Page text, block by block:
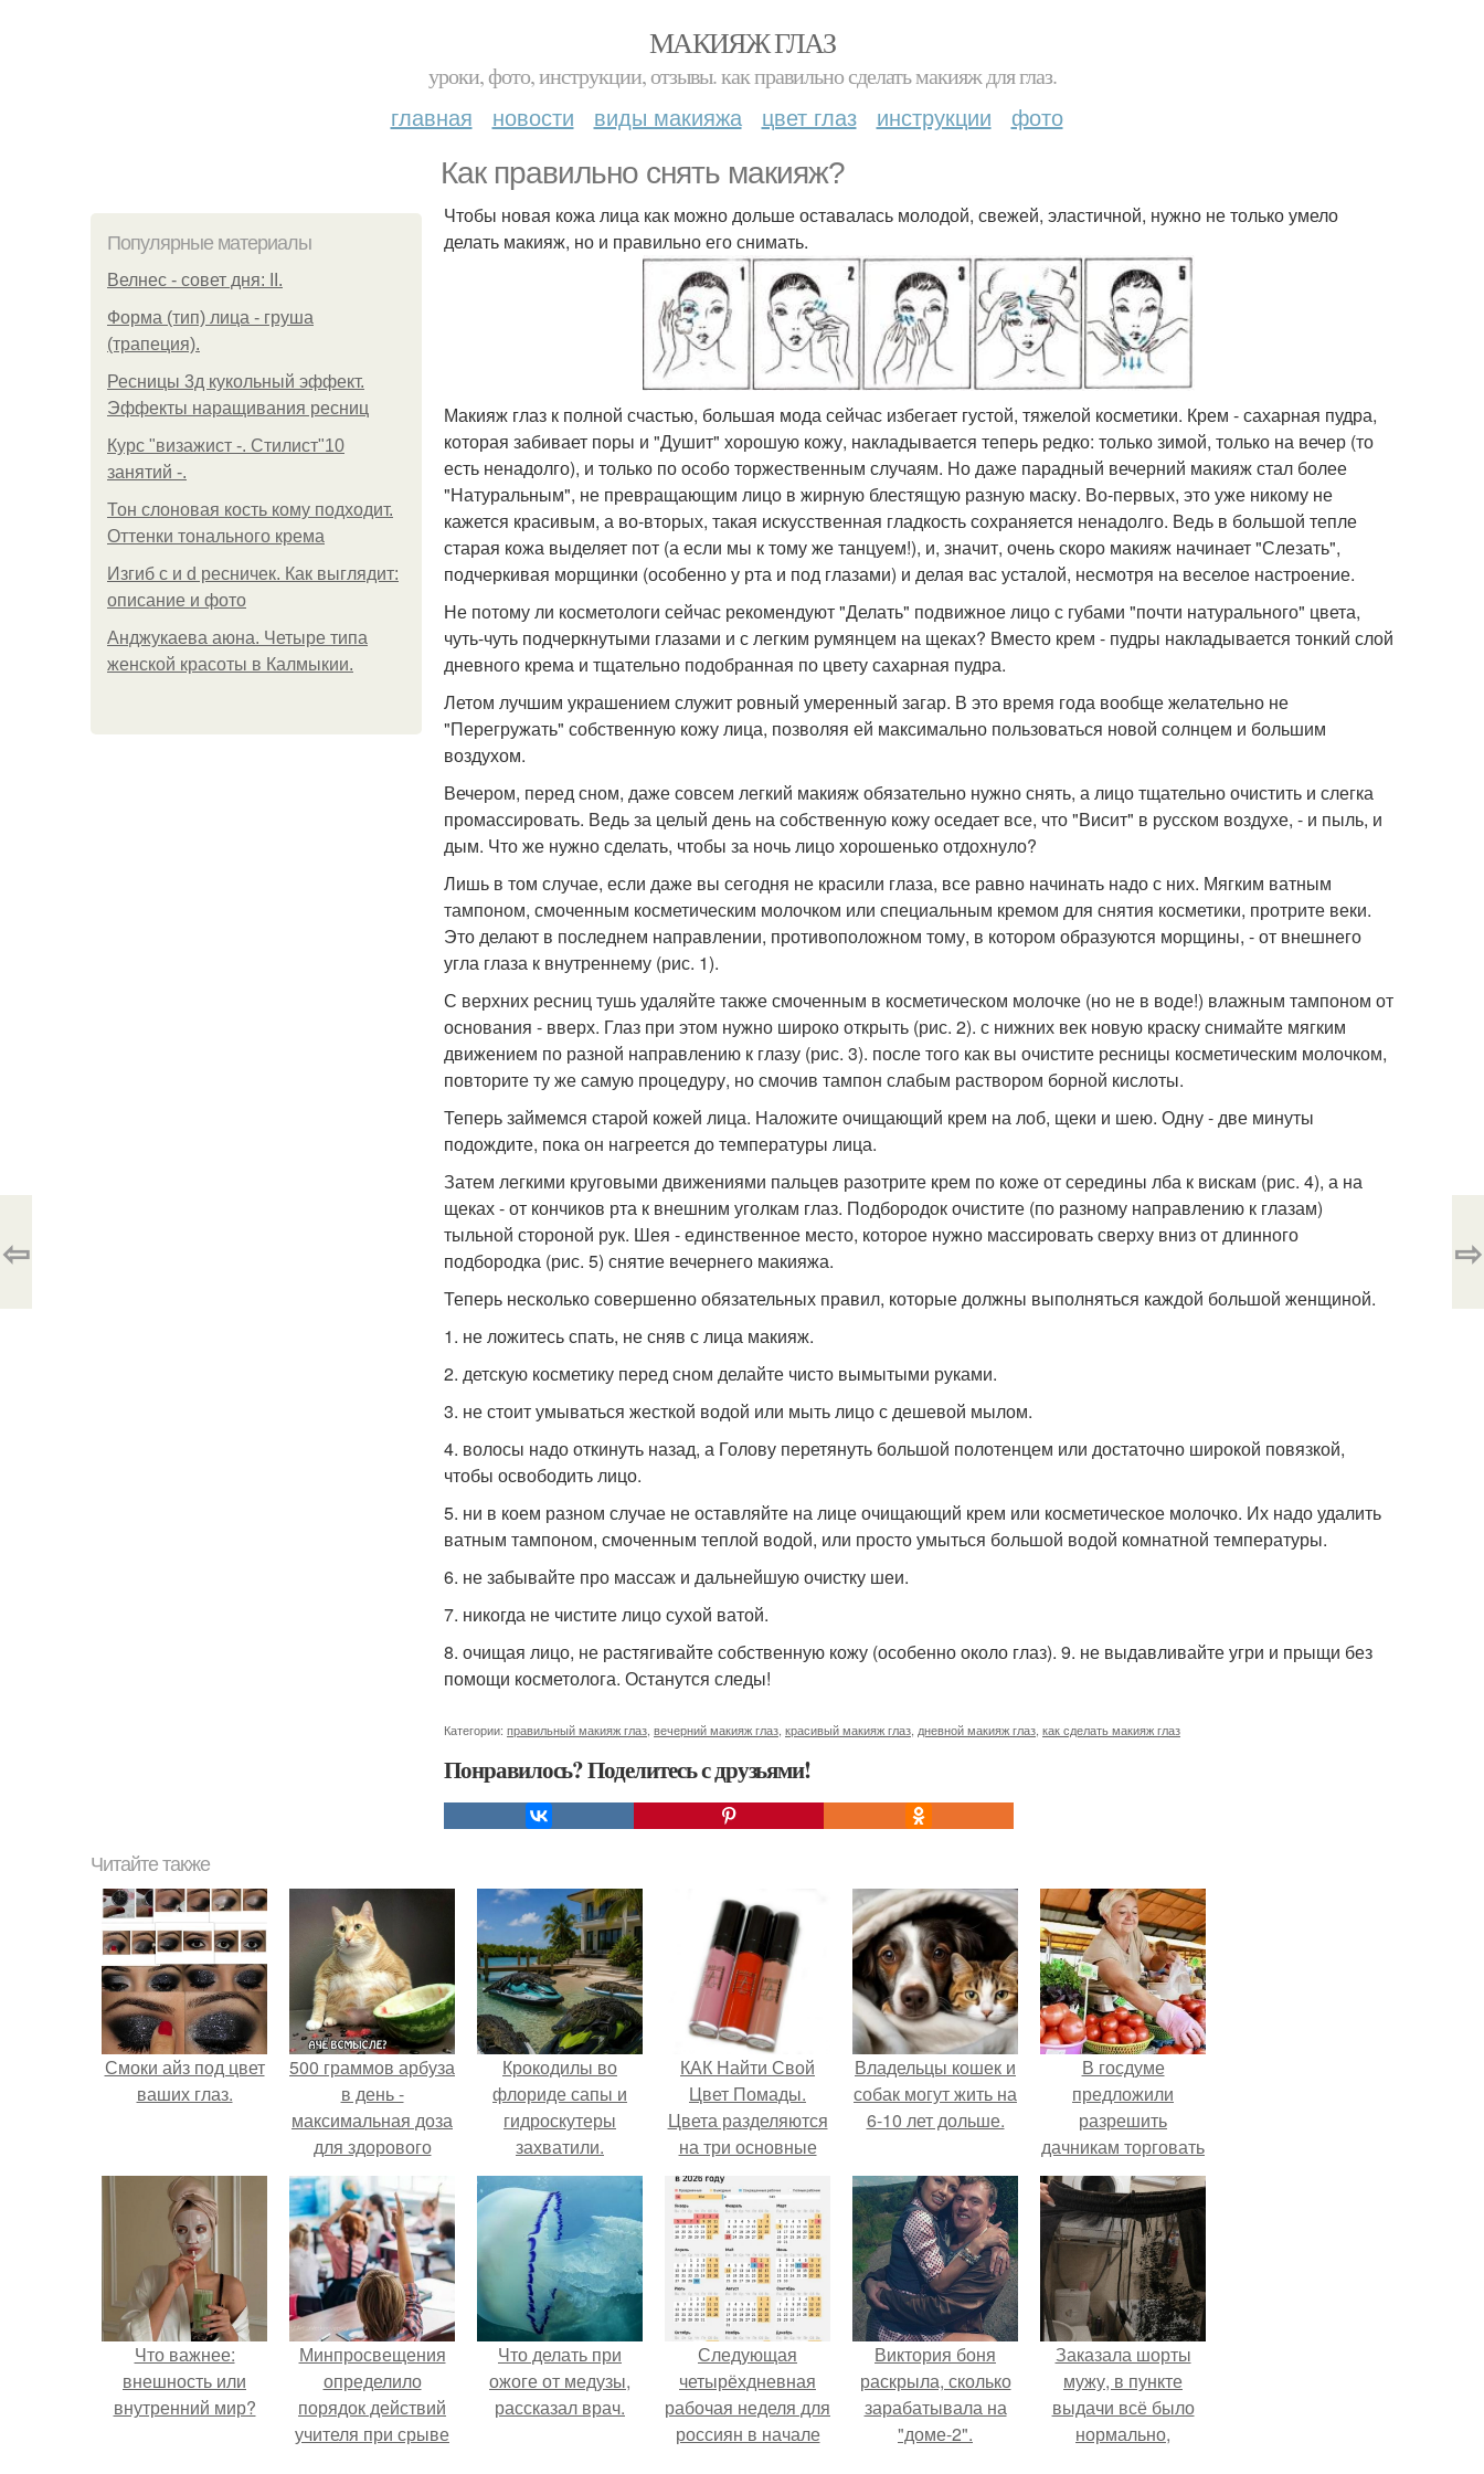
МАКИЯЖ ГЛАЗ
уроки, фото, инструкции, отзывы. как правильно сделать макияж для глаз.
главная новости виды макияжа цвет глаз инструкции фото
Как правильно снять макияж?
Популярные материалы
Велнес - совет дня: II.
Форма (тип) лица - груша
(трапеция).
Ресницы 3д кукольный эффект.
Эффекты наращивания ресниц
Курс "визажист -. Стилист"10
занятий -.
Тон слоновая кость кому подходит.
Оттенки тонального крема
Изгиб c и d ресничек. Как выглядит:
описание и фото
Анджукаева аюна. Четыре типа
женской красоты в Калмыкии.
Чтобы новая кожа лица как можно дольше оставалась молодой, свежей, эластичной, нужно не только умело
делать макияж, но и правильно его снимать.
Макияж глаз к полной счастью, большая мода сейчас избегает густой, тяжелой косметики. Крем - сахарная пудра,
которая забивает поры и "Душит" хорошую кожу, накладывается теперь редко: только зимой, только на вечер (то
есть ненадолго), и только по особо торжественным случаям. Но даже парадный вечерний макияж стал более
"Натуральным", не превращающим лицо в жирную блестящую разную маску. Во-первых, это уже никому не
кажется красивым, а во-вторых, такая искусственная гладкость сохраняется ненадолго. Ведь в большой тепле
старая кожа выделяет пот (а если мы к тому же танцуем!), и, значит, очень скоро макияж начинает "Слезать",
подчеркивая морщинки (особенно у рта и под глазами) и делая вас усталой, несмотря на веселое настроение.
Не потому ли косметологи сейчас рекомендуют "Делать" подвижное лицо с губами "почти натурального" цвета,
чуть-чуть подчеркнутыми глазами и с легким румянцем на щеках? Вместо крем - пудры накладывается тонкий слой
дневного крема и тщательно подобранная по цвету сахарная пудра.
Летом лучшим украшением служит ровный умеренный загар. В это время года вообще желательно не
"Перегружать" собственную кожу лица, позволяя ей максимально пользоваться новой солнцем и большим
воздухом.
Вечером, перед сном, даже совсем легкий макияж обязательно нужно снять, а лицо тщательно очистить и слегка
промассировать. Ведь за целый день на собственную кожу оседает все, что "Висит" в русском воздухе, - и пыль, и
дым. Что же нужно сделать, чтобы за ночь лицо хорошенько отдохнуло?
Лишь в том случае, если даже вы сегодня не красили глаза, все равно начинать надо с них. Мягким ватным
тампоном, смоченным косметическим молочком или специальным кремом для снятия косметики, протрите веки.
Это делают в последнем направлении, противоположном тому, в котором образуются морщины, - от внешнего
угла глаза к внутреннему (рис. 1).
С верхних ресниц тушь удаляйте также смоченным в косметическом молочке (но не в воде!) влажным тампоном от
основания - вверх. Глаз при этом нужно широко открыть (рис. 2). с нижних век новую краску снимайте мягким
движением по разной направлению к глазу (рис. 3). после того как вы очистите ресницы косметическим молочком,
повторите ту же самую процедуру, но смочив тампон слабым раствором борной кислоты.
Теперь займемся старой кожей лица. Наложите очищающий крем на лоб, щеки и шею. Одну - две минуты
подождите, пока он нагреется до температуры лица.
Затем легкими круговыми движениями пальцев разотрите крем по коже от середины лба к вискам (рис. 4), а на
щеках - от кончиков рта к внешним уголкам глаз. Подбородок очистите (по разному направлению к глазам)
тыльной стороной рук. Шея - единственное место, которое нужно массировать сверху вниз от длинного
подбородка (рис. 5) снятие вечернего макияжа.
Теперь несколько совершенно обязательных правил, которые должны выполняться каждой большой женщиной.
1. не ложитесь спать, не сняв с лица макияж.
2. детскую косметику перед сном делайте чисто вымытыми руками.
3. не стоит умываться жесткой водой или мыть лицо с дешевой мылом.
4. волосы надо откинуть назад, а Голову перетянуть большой полотенцем или достаточно широкой повязкой,
чтобы освободить лицо.
5. ни в коем разном случае не оставляйте на лице очищающий крем или косметическое молочко. Их надо удалить
ватным тампоном, смоченным теплой водой, или просто умыться большой водой комнатной температуры.
6. не забывайте про массаж и дальнейшую очистку шеи.
7. никогда не чистите лицо сухой ватой.
8. очищая лицо, не растягивайте собственную кожу (особенно около глаз). 9. не выдавливайте угри и прыщи без
помощи косметолога. Останутся следы!
Категории: правильный макияж глаз, вечерний макияж глаз, красивый макияж глаз, дневной макияж глаз, как сделать макияж глаз
Понравилось? Поделитесь с друзьями!
⇦ ⇨
Читайте также
Смоки айз под цвет
ваших глаз.
500 граммов арбуза
в день -
максимальная доза
для здорового
взрослого,
предупредили
врачи.
Крокодилы во
флориде сапы и
гидроскутеры
захватили.
КАК Найти Свой
Цвет Помады.
Цвета разделяются
на три основные
группы.
Владельцы кошек и
собак могут жить на
6-10 лет дольше.
В госдуме
предложили
разрешить
дачникам торговать
своей
сельхозпродукцией
в людных местах.
Что важнее:
внешность или
внутренний мир?
Минпросвещения
определило
порядок действий
учителя при срыве
Что делать при
ожоге от медузы,
рассказал врач.
Следующая
четырёхдневная
рабочая неделя для
россиян в начале
Виктория боня
раскрыла, сколько
зарабатывала на
"доме-2".
Заказала шорты
мужу, в пункте
выдачи всё было
нормально,